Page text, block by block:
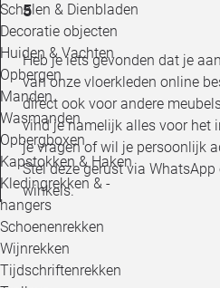
Schalen & Dienbladen
Decoratie objecten
Huiden & Vachten
Opbergen
Manden
Wasmanden
Opbergboxen
Kapstokken & Haken
Kledingrekken & -
hangers
Schoenenrekken
Wijnrekken
Tijdschriftenrekken
5
Heb je iets gevonden dat je
van onze vloerkleden online
direct ook voor andere
vind je namelijk alles voor het
je vragen of wil je persoonlijk
Stel deze gerust via
winkels.